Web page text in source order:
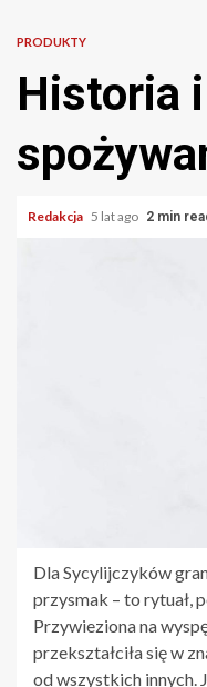
PRODUKTY
Historia
Redakcja 5 lat ago 2 min
Dla Sycylijczyków
przysmak – to rytuał,
Przywieziona na
przekształciła się w
od wszystkich innych.